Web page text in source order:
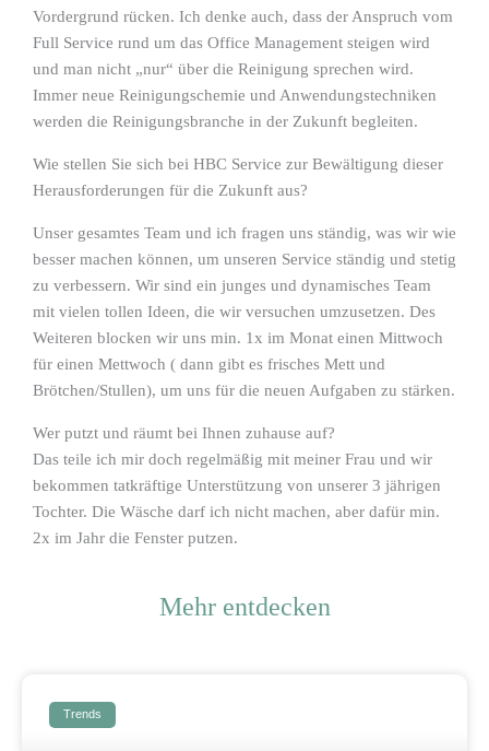
Vordergrund rücken. Ich denke auch, dass der Anspruch vom
Full Service rund um das Office Management steigen wird
und man nicht „nur“ über die Reinigung sprechen wird.
Immer neue Reinigungschemie und Anwendungstechniken
werden die Reinigungsbranche in der Zukunft begleiten.
Wie stellen Sie sich bei HBC Service zur Bewältigung dieser
Herausforderungen für die Zukunft aus?
Unser gesamtes Team und ich fragen uns ständig, was wir wie
besser machen können, um unseren Service ständig und stetig
zu verbessern. Wir sind ein junges und dynamisches Team
mit vielen tollen Ideen, die wir versuchen umzusetzen. Des
Weiteren blocken wir uns min. 1x im Monat einen Mittwoch
für einen Mettwoch ( dann gibt es frisches Mett und
Brötchen/Stullen), um uns für die neuen Aufgaben zu stärken.
Wer putzt und räumt bei Ihnen zuhause auf?
Das teile ich mir doch regelmäßig mit meiner Frau und wir
bekommen tatkräftige Unterstützung von unserer 3 jährigen
Tochter. Die Wäsche darf ich nicht machen, aber dafür min.
2x im Jahr die Fenster putzen.
Mehr entdecken
Trends